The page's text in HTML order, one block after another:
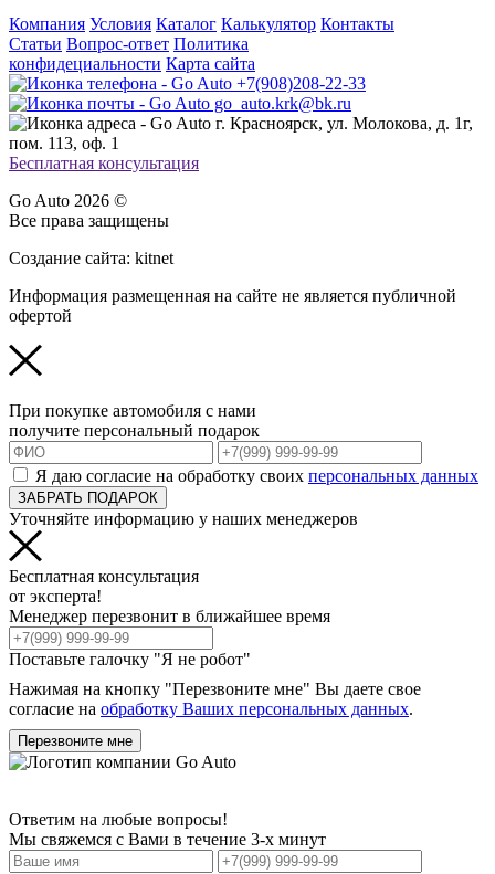
Компания Условия Каталог Калькулятор Контакты
Статьи Вопрос-ответ Политика
конфидециальности Карта сайта
+7(908)208-22-33
go_auto.krk@bk.ru
г. Красноярск, ул. Молокова, д. 1г,
пом. 113, оф. 1
Бесплатная консультация
Go Auto 2026 ©
Все права защищены
Создание сайта: kitnet
Информация размещенная на сайте не является публичной
офертой
При покупке автомобиля с нами
получите персональный подарок
Я даю согласие на обработку своих персональных данных
ЗАБРАТЬ ПОДАРОК
Уточняйте информацию у наших менеджеров
Бесплатная консультация
от эксперта!
Менеджер перезвонит в ближайшее время
Поставьте галочку "Я не робот"
Нажимая на кнопку "Перезвоните мне" Вы даете свое
согласие на обработку Ваших персональных данных.
Перезвоните мне
Ответим на любые вопросы!
Мы свяжемся с Вами в течение 3-х минут